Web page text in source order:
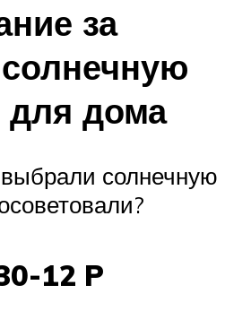
за
для дома
солнечную
12 P